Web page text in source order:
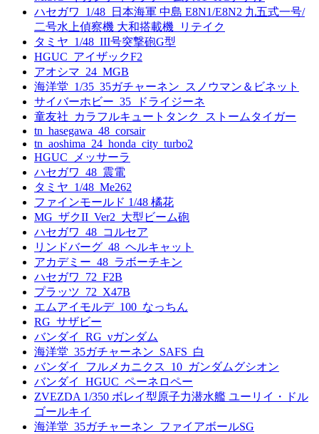
ハセガワ_1/48_日本海軍 中島 E8N1/E8N2 九五式一号/
二号水上偵察機 大和搭載機_リテイク
タミヤ_1/48_III号突撃砲G型
HGUC_アイザックF2
アオシマ_24_MGB
海洋堂_1/35_35ガチャーネン_スノウマン＆ビネット
サイバーホビー_35_ドライジーネ
童友社_カラフルキュートタンク_ストームタイガー
tn_hasegawa_48_corsair
tn_aoshima_24_honda_city_turbo2
HGUC_メッサーラ
ハセガワ_48_震電
タミヤ_1/48_Me262
ファインモールド 1/48 橘花
MG_ザクII_Ver2_大型ビーム砲
ハセガワ_48_コルセア
リンドバーグ_48_ヘルキャット
アカデミー_48_ラボーチキン
ハセガワ_72_F2B
プラッツ_72_X47B
エムアイモルデ_100_なっちん
RG_サザビー
バンダイ_RG_νガンダム
海洋堂_35ガチャーネン_SAFS_白
バンダイ_フルメカニクス_10_ガンダムグシオン
バンダイ_HGUC_ペーネロペー
ZVEZDA 1/350 ボレイ型原子力潜水艦 ユーリイ・ドル
ゴールキイ
海洋堂_35ガチャーネン_ファイアボールSG